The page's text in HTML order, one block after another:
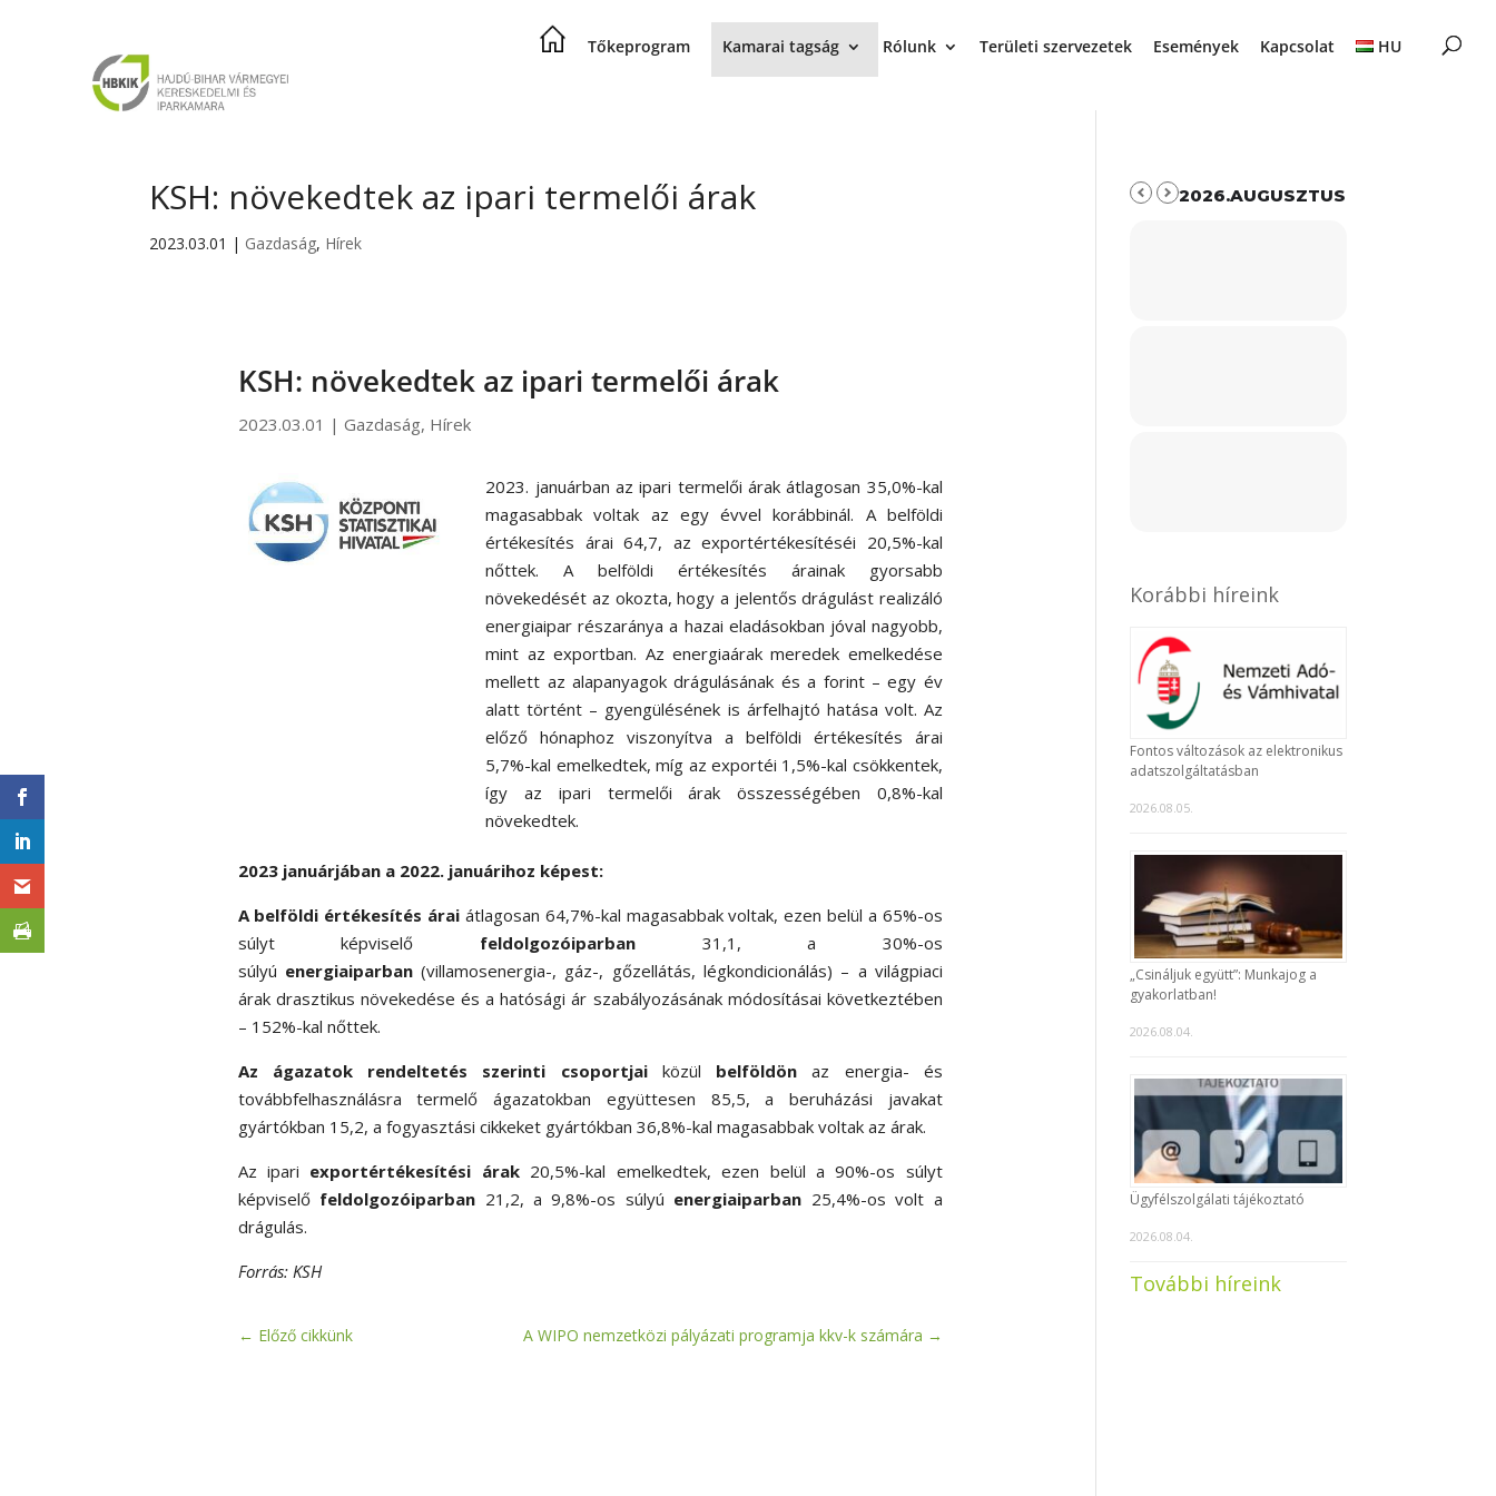
Tőkeprogram Kamarai tagság Rólunk Területi szervezetek Események Kapcsolat HU
KSH: növekedtek az ipari termelői árak
2023.03.01 | Gazdaság, Hírek
KSH: növekedtek az ipari termelői árak
2023.03.01 | Gazdaság, Hírek
2023. januárban az ipari termelői árak átlagosan 35,0%-kal
magasabbak voltak az egy évvel korábbinál. A belföldi
értékesítés árai 64,7, az exportértékesítéséi 20,5%-kal
nőttek. A belföldi értékesítés árainak gyorsabb
növekedését az okozta, hogy a jelentős drágulást realizáló
energiaipar részaránya a hazai eladásokban jóval nagyobb,
mint az exportban. Az energiaárak meredek emelkedése
mellett az alapanyagok drágulásának és a forint – egy év
alatt történt – gyengülésének is árfelhajtó hatása volt. Az
előző hónaphoz viszonyítva a belföldi értékesítés árai
5,7%-kal emelkedtek, míg az exportéi 1,5%-kal csökkentek,
így az ipari termelői árak összességében 0,8%-kal
növekedtek.
2023 januárjában a 2022. januárihoz képest:
A belföldi értékesítés árai átlagosan 64,7%-kal magasabbak voltak, ezen belül a 65%-os
súlyt képviselő
feldolgozóiparban 31,1, a 30%-os
súlyú energiaiparban (villamosenergia-, gáz-, gőzellátás, légkondicionálás) – a világpiaci
árak drasztikus növekedése és a hatósági ár szabályozásának módosításai következtében
– 152%-kal nőttek.
Az ágazatok rendeltetés szerinti csoportjai
közül belföldön
az energia- és
továbbfelhasználásra termelő ágazatokban együttesen 85,5, a beruházási javakat
gyártókban 15,2, a fogyasztási cikkeket gyártókban 36,8%-kal magasabbak voltak az árak.
Az ipari exportértékesítési árak 20,5%-kal emelkedtek, ezen belül a 90%-os súlyt
képviselő feldolgozóiparban 21,2, a 9,8%-os súlyú energiaiparban 25,4%-os volt a
drágulás.
Forrás: KSH
← Előző cikkünk A WIPO nemzetközi pályázati programja kkv-k számára →
2026.AUGUSZTUS
Korábbi híreink
Fontos változások az elektronikus
adatszolgáltatásban
2026.08.05.
„Csináljuk együtt”: Munkajog a
gyakorlatban!
2026.08.04.
Ügyfélszolgálati tájékoztató
2026.08.04.
További híreink